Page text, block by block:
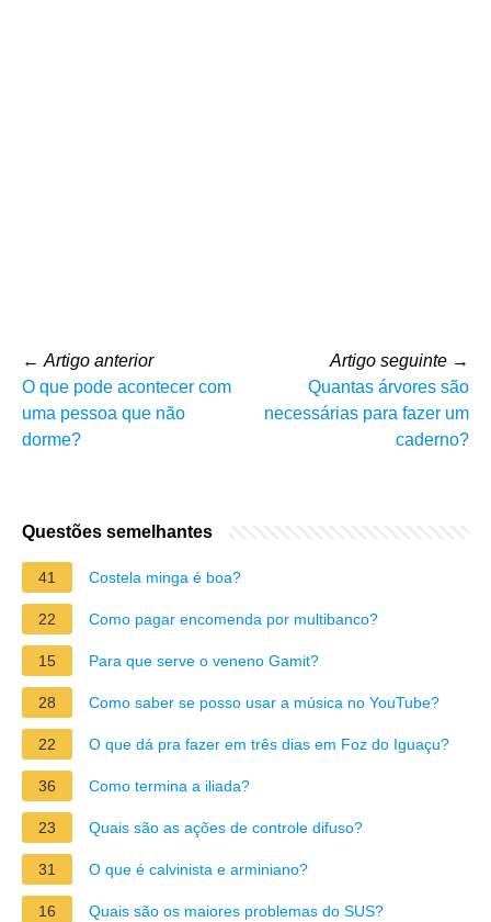
← Artigo anterior
O que pode acontecer com
uma pessoa que não
dorme?
Artigo seguinte →
Quantas árvores são
necessárias para fazer um
caderno?
Questões semelhantes
41 Costela minga é boa?
22 Como pagar encomenda por multibanco?
15 Para que serve o veneno Gamit?
28 Como saber se posso usar a música no YouTube?
22 O que dá pra fazer em três dias em Foz do Iguaçu?
36 Como termina a iliada?
23 Quais são as ações de controle difuso?
31 O que é calvinista e arminiano?
16 Quais são os maiores problemas do SUS?